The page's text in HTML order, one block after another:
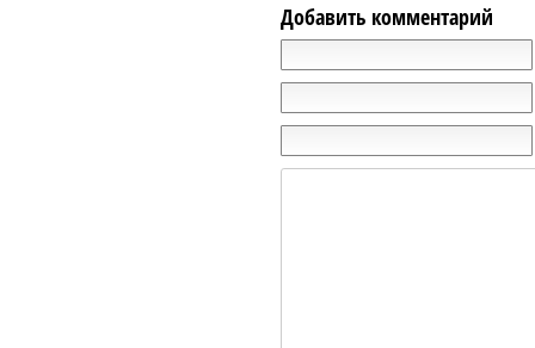
Добавить комментарий